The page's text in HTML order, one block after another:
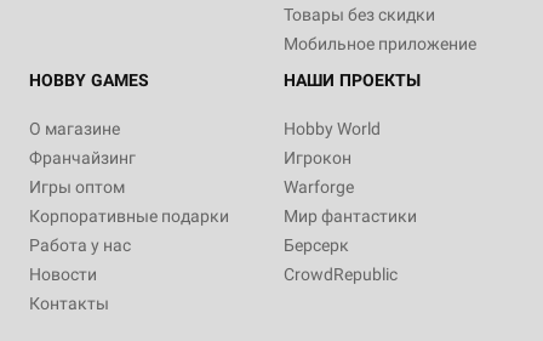
Товары без скидки
Мобильное приложение
HOBBY GAMES
О магазине
Франчайзинг
Игры оптом
Корпоративные подарки
Работа у нас
Новости
Контакты
НАШИ ПРОЕКТЫ
Hobby World
Игрокон
Warforge
Мир фантастики
Берсерк
CrowdRepublic